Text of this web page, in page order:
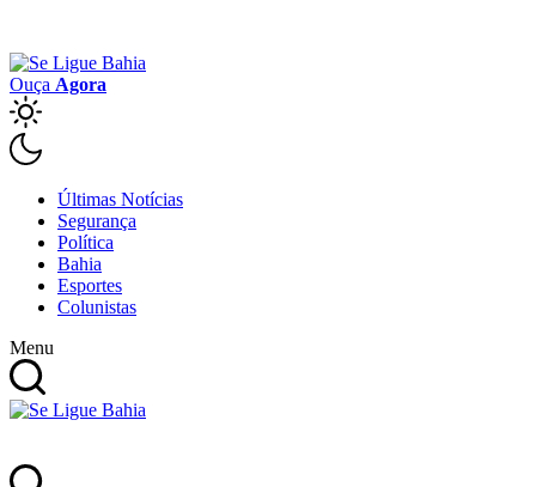
Ouça Agora
Últimas Notícias
Segurança
Política
Bahia
Esportes
Colunistas
Menu